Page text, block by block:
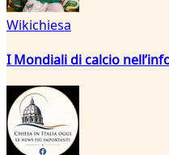
Wikichiesa
I Mondiali di calcio